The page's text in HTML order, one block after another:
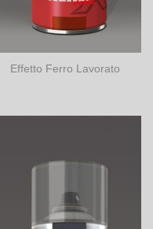
Effetto Ferro Lavorato